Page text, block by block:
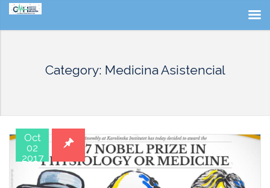
Category: Medicina Asistencial
Oct
02
2017